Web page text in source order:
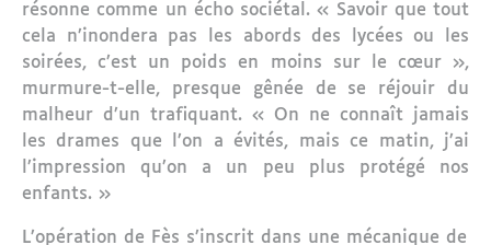
résonne comme un écho sociétal. « Savoir que tout
cela n’inondera pas les abords des lycées ou les
soirées, c’est un poids en moins sur le cœur »,
murmure-t-elle, presque gênée de se réjouir du
malheur d’un trafiquant. « On ne connaît jamais
les drames que l’on a évités, mais ce matin, j’ai
l’impression qu’on a un peu plus protégé nos
enfants. »
L’opération de Fès s’inscrit dans une mécanique de